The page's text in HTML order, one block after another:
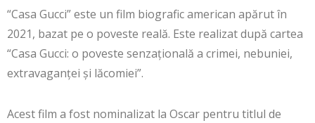
“Casa Gucci” este un film biografic american apărut în
2021, bazat pe o poveste reală. Este realizat după cartea
“Casa Gucci: o poveste senzațională a crimei, nebuniei,
extravaganței și lăcomiei”.
Acest film a fost nominalizat la Oscar pentru titlul de